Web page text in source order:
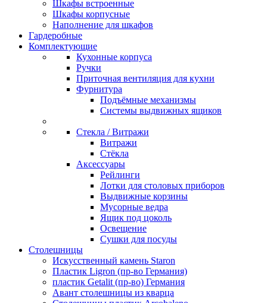
Шкафы встроенные
Шкафы корпусные
Наполнение для шкафов
Гардеробные
Комплектующие
Кухонные корпуса
Ручки
Приточная вентиляция для кухни
Фурнитура
Подъёмные механизмы
Системы выдвижных ящиков
Стекла / Витражи
Витражи
Стёкла
Аксессуары
Рейлинги
Лотки для столовых приборов
Выдвижные корзины
Мусорные ведра
Ящик под цоколь
Освещение
Сушки для посуды
Столешницы
Искусственный камень Staron
Пластик Ligron (пр-во Германия)
пластик Getalit (пр-во) Германия
Авант столешницы из кварца